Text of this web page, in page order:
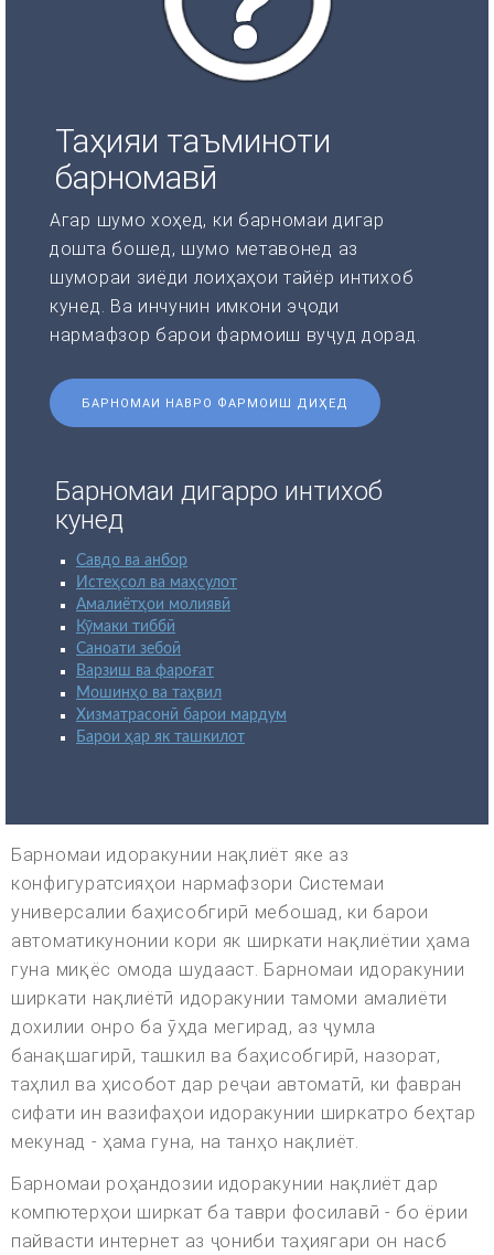
Таҳияи таъминоти
барномавӣ
Агар шумо хоҳед, ки барномаи дигар
дошта бошед, шумо метавонед аз
шумораи зиёди лоиҳаҳои тайёр интихоб
кунед. Ва инчунин имкони эҷоди
нармафзор барои фармоиш вуҷуд дорад.
БАРНОМАИ НАВРО ФАРМОИШ ДИҲЕД
Барномаи дигарро интихоб
кунед
Савдо ва анбор
Истеҳсол ва маҳсулот
Амалиётҳои молиявӣ
Кӯмаки тиббӣ
Саноати зебоӣ
Варзиш ва фароғат
Мошинҳо ва таҳвил
Хизматрасонӣ барои мардум
Барои ҳар як ташкилот
Барномаи идоракунии нақлиёт яке аз
конфигуратсияҳои нармафзори Системаи
универсалии баҳисобгирӣ мебошад, ки барои
автоматикунонии кори як ширкати нақлиётии ҳама
гуна миқёс омода шудааст. Барномаи идоракунии
ширкати нақлиётӣ идоракунии тамоми амалиёти
дохилии онро ба ӯҳда мегирад, аз ҷумла
банақшагирӣ, ташкил ва баҳисобгирӣ, назорат,
таҳлил ва ҳисобот дар реҷаи автоматӣ, ки фавран
сифати ин вазифаҳои идоракунии ширкатро беҳтар
мекунад - ҳама гуна, на танҳо нақлиёт.
Барномаи роҳандозии идоракунии нақлиёт дар
компютерҳои ширкат ба таври фосилавӣ - бо ёрии
пайвасти интернет аз ҷониби таҳиягари он насб